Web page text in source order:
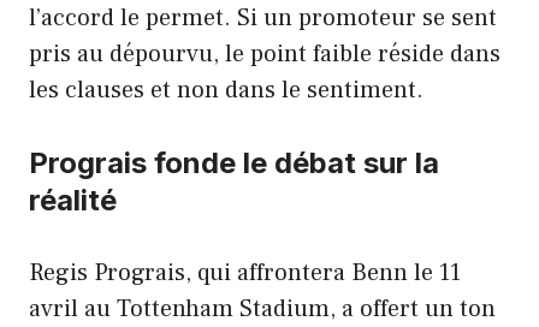
l’accord le permet. Si un promoteur se sent
pris au dépourvu, le point faible réside dans
les clauses et non dans le sentiment.
Prograis fonde le débat sur la
réalité
Regis Prograis, qui affrontera Benn le 11
avril au Tottenham Stadium, a offert un ton